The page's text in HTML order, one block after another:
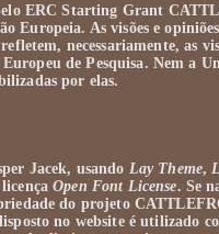
ERC Starting Grant
Europeia. As visões e
necessariamente, as
de Pesquisa. Nem a
por elas.
Jacek, usando Lay Theme,
licençaOpen Font License. Se
do projeto
no website é utilizado